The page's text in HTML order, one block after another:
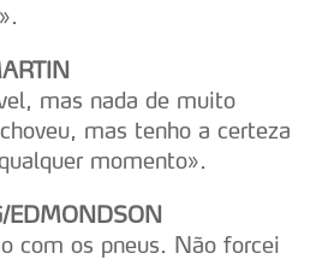
mas nada de muito
mas tenho a certeza
momento».
EDMONDSON
com os pneus. Não forcei